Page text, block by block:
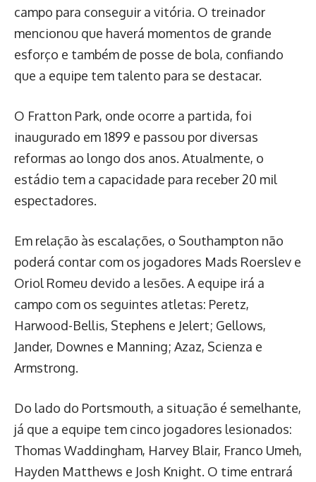
campo para conseguir a vitória. O treinador
mencionou que haverá momentos de grande
esforço e também de posse de bola, confiando
que a equipe tem talento para se destacar.
O Fratton Park, onde ocorre a partida, foi
inaugurado em 1899 e passou por diversas
reformas ao longo dos anos. Atualmente, o
estádio tem a capacidade para receber 20 mil
espectadores.
Em relação às escalações, o Southampton não
poderá contar com os jogadores Mads Roerslev e
Oriol Romeu devido a lesões. A equipe irá a
campo com os seguintes atletas: Peretz,
Harwood-Bellis, Stephens e Jelert; Gellows,
Jander, Downes e Manning; Azaz, Scienza e
Armstrong.
Do lado do Portsmouth, a situação é semelhante,
já que a equipe tem cinco jogadores lesionados:
Thomas Waddingham, Harvey Blair, Franco Umeh,
Hayden Matthews e Josh Knight. O time entrará